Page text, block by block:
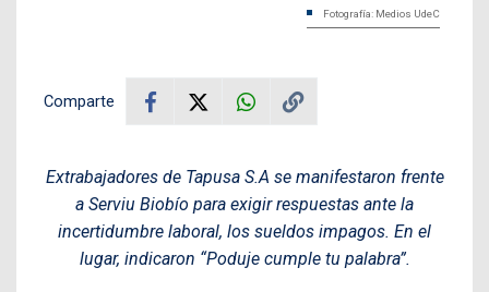
Fotografía: Medios UdeC
Comparte
Extrabajadores de Tapusa S.A se manifestaron frente
a Serviu Biobío para exigir respuestas ante la
incertidumbre laboral, los sueldos impagos. En el
lugar, indicaron “Poduje cumple tu palabra”.